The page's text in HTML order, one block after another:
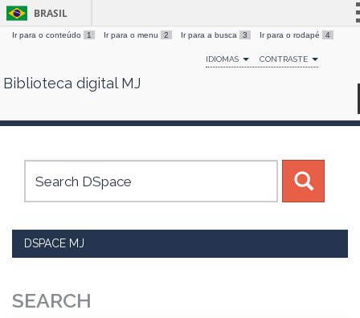
Skip
BRASIL
Simplifique!
Comunica BR
Canais
Ir para o conteúdo 1 Ir para o menu 2 Ir para a busca 3 Ir para o rodapé 4
IDIOMAS CONTRASTE
Biblioteca digital MJ
DSPACE MJ
SEARCH